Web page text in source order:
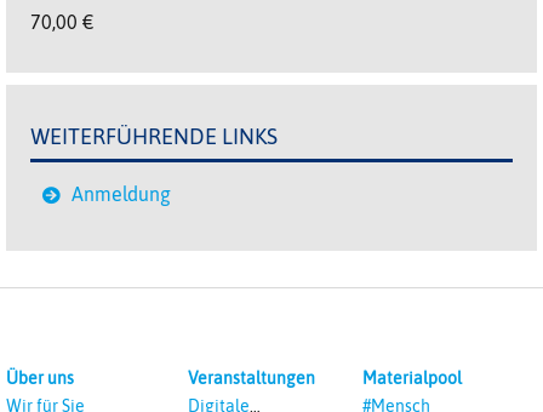
70,00 €
WEITERFÜHRENDE LINKS
Anmeldung
Über uns
Wir für Sie
Veranstaltungen
Digitale
Materialpool
#Mensch